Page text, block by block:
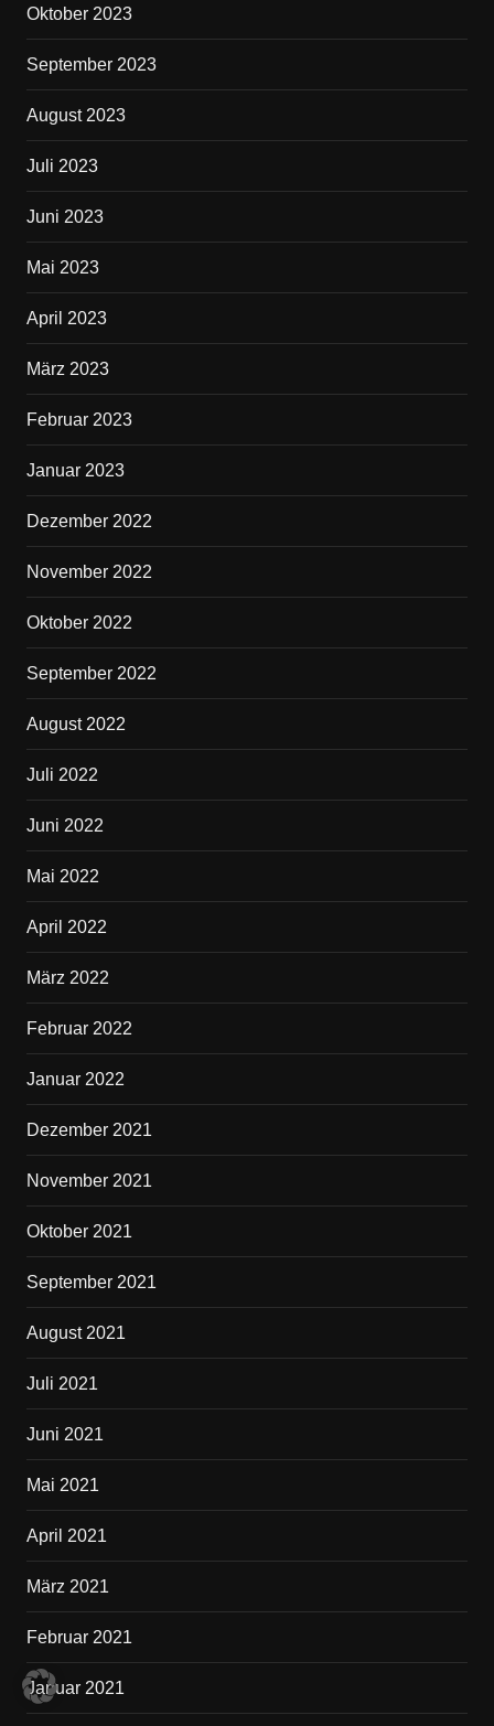
Oktober 2023
September 2023
August 2023
Juli 2023
Juni 2023
Mai 2023
April 2023
März 2023
Februar 2023
Januar 2023
Dezember 2022
November 2022
Oktober 2022
September 2022
August 2022
Juli 2022
Juni 2022
Mai 2022
April 2022
März 2022
Februar 2022
Januar 2022
Dezember 2021
November 2021
Oktober 2021
September 2021
August 2021
Juli 2021
Juni 2021
Mai 2021
April 2021
März 2021
Februar 2021
Januar 2021